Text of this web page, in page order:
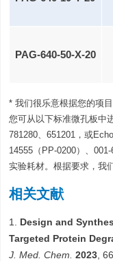
PAG-640-50-X-20
* 我们很乐意根据您的项
您可从以下标准微孔板中
781280、651201，或
14555（PP-0200）、
实验耗材。根据要求，我
相关文献
1.
Design and
Targeted Protein
J. Med. Chem. 2023,